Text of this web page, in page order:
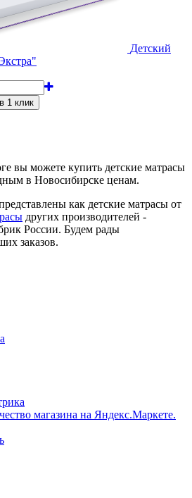
Детский
вы можете купить детские матрасы
в Новосибирске ценам.
как детские матрасы от
других производителей -
России. Будем рады
заказов.